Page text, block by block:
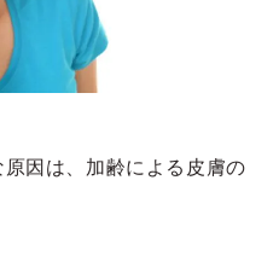
因は、加齢による皮膚の